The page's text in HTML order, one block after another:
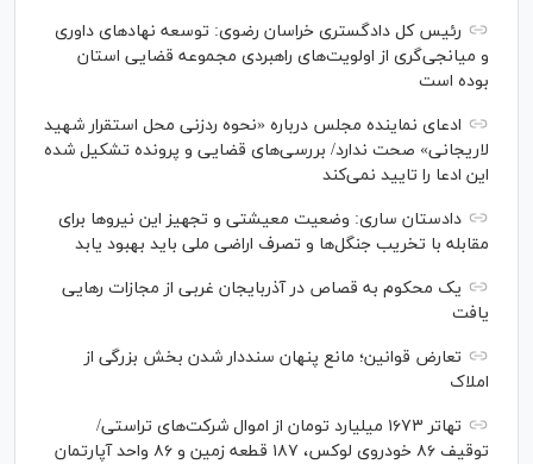
رئیس کل دادگستری خراسان رضوی: توسعه نهاد‌های داوری
و میانجی‌گری از اولویت‌های راهبردی مجموعه قضایی استان
بوده است
ادعای نماینده مجلس درباره «نحوه ردزنی محل استقرار شهید
لاریجانی» صحت ندارد/ بررسی‌های قضایی و پرونده تشکیل شده
این ادعا را تایید نمی‌کند
دادستان ساری: وضعیت معیشتی و تجهیز این نیرو‌ها برای
مقابله با تخریب جنگل‌ها و تصرف اراضی ملی باید بهبود یابد
یک محکوم به قصاص در آذربایجان‌ غربی از مجازات رهایی
یافت
تعارض قوانین؛ مانع پنهان سنددار شدن بخش بزرگی از
املاک
تهاتر ۱۶۷۳ میلیارد تومان از اموال شرکت‌های تراستی/
توقیف ۸۶ خودروی لوکس، ۱۸۷ قطعه زمین و ۸۶ واحد آپارتمان